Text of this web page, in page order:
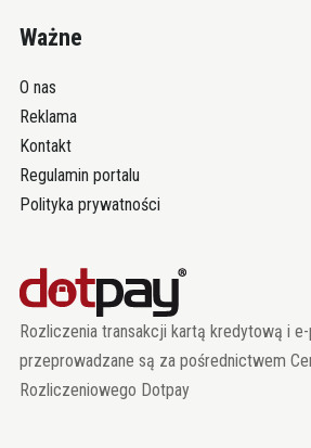
Ważne
O nas
Reklama
Kontakt
Regulamin portalu
Polityka prywatności
Rozliczenia transakcji kartą kredytową i
przeprowadzane są za pośrednictwem
Rozliczeniowego Dotpay